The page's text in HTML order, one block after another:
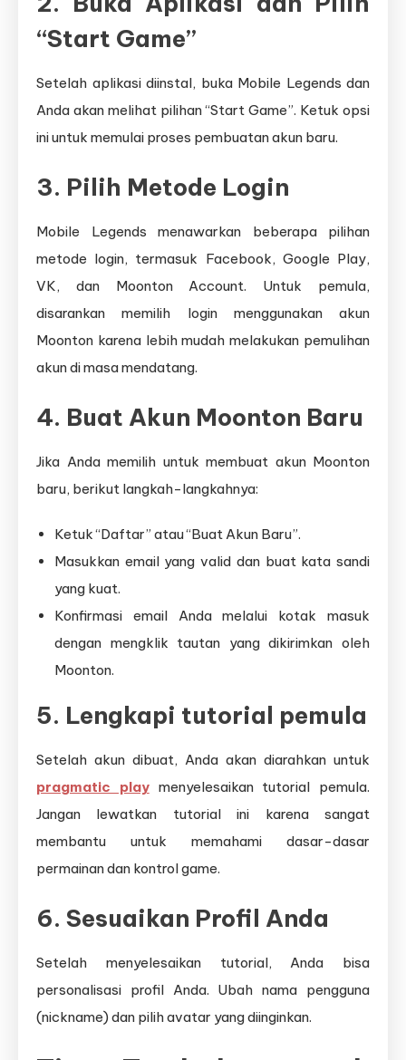
“Start Game”
Setelah aplikasi diinstal, buka Mobile Legends dan
Anda akan melihat pilihan “Start Game”. Ketuk opsi
ini untuk memulai proses pembuatan akun baru.
3. Pilih Metode Login
Mobile Legends menawarkan beberapa pilihan
metode login, termasuk Facebook, Google Play,
VK, dan Moonton Account. Untuk pemula,
disarankan memilih login menggunakan akun
Moonton karena lebih mudah melakukan pemulihan
akun di masa mendatang.
4. Buat Akun Moonton Baru
Jika Anda memilih untuk membuat akun Moonton
baru, berikut langkah-langkahnya:
Ketuk “Daftar” atau “Buat Akun Baru”.
Masukkan email yang valid dan buat kata sandi
yang kuat.
Konfirmasi email Anda melalui kotak masuk
dengan mengklik tautan yang dikirimkan oleh
Moonton.
5. Lengkapi tutorial pemula
Setelah akun dibuat, Anda akan diarahkan untuk
pragmatic playmenyelesaikan tutorial pemula.
Jangan lewatkan tutorial ini karena sangat
membantu untuk memahami dasar-dasar
permainan dan kontrol game.
6. Sesuaikan Profil Anda
Setelah menyelesaikan tutorial, Anda bisa
personalisasi profil Anda. Ubah nama pengguna
(nickname) dan pilih avatar yang diinginkan.